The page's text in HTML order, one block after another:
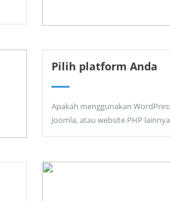
Pilih platform Anda
Apakah menggunakan
Joomla, atau website PHP